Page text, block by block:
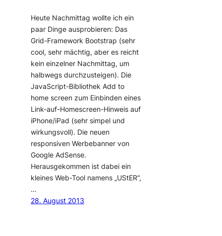
Heute Nachmittag wollte ich ein
paar Dinge ausprobieren: Das
Grid-Framework Bootstrap (sehr
cool, sehr mächtig, aber es reicht
kein einzelner Nachmittag, um
halbwegs durchzusteigen). Die
JavaScript-Bibliothek Add to
home screen zum Einbinden eines
Link-auf-Homescreen-Hinweis auf
iPhone/iPad (sehr simpel und
wirkungsvoll). Die neuen
responsiven Werbebanner von
Google AdSense.
Herausgekommen ist dabei ein
kleines Web-Tool namens „UStER“,
…
28. August 2013